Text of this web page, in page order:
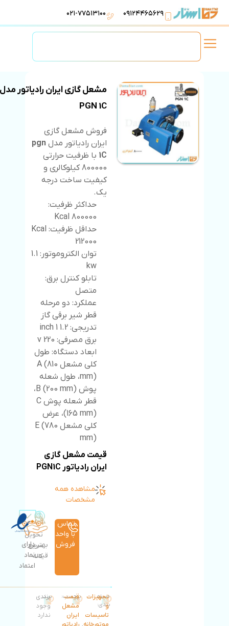
۰۹۱۲۴۴۶۵۶۲۹ ۰۲۱-۷۷۵۱۳۱۰۰
مشعل گازی ایران رادیاتور
PGN 1C
فروش مشعل گازی
ایران رادیاتور مدلpgn
1C با ظرفیت حرارتی
800000 کیلوکالری و
کیفیت ساخت درجه
یک.
حداکثر ظرفیت:
800000 Kcal
حداقل ظرفیت: Kcal
212000
توان الکتروموتور: 1.1
kw
تابلو کنترل برق:
متصل
عملکرد: دو مرحله
قطر شیر برقی گاز
تدریجی: 1.2 1 inch
برق مصرفی: 220 v
ابعاد دستگاه: طول
کلی مشعل A (810
mm)، طول شعله
پوش B (200 mm)،
قطر شعله پوش C
(165 mm)، عرض
کلی مشعل E (780
mm)
قیمت مشعل گازی
ایران رادیاتور PGN1C
مشاهده همه
مشخصات
بهترین
قیمت
تحویل
سریع
کالا
دارای
نماد
اعتماد
تماس
با واحد
فروش
دسته
بندی:
تجهیزات
و
تاسیسات
برچسب:
قیمت
مشعل
ایران
برند:
برندی
وجود
ندارد